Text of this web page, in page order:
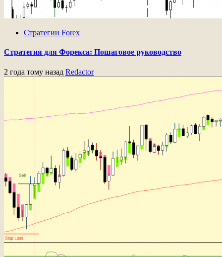
Стратегии Forex
Стратегия для Форекса: Пошаговое руководство
2 года тому назад Redactor